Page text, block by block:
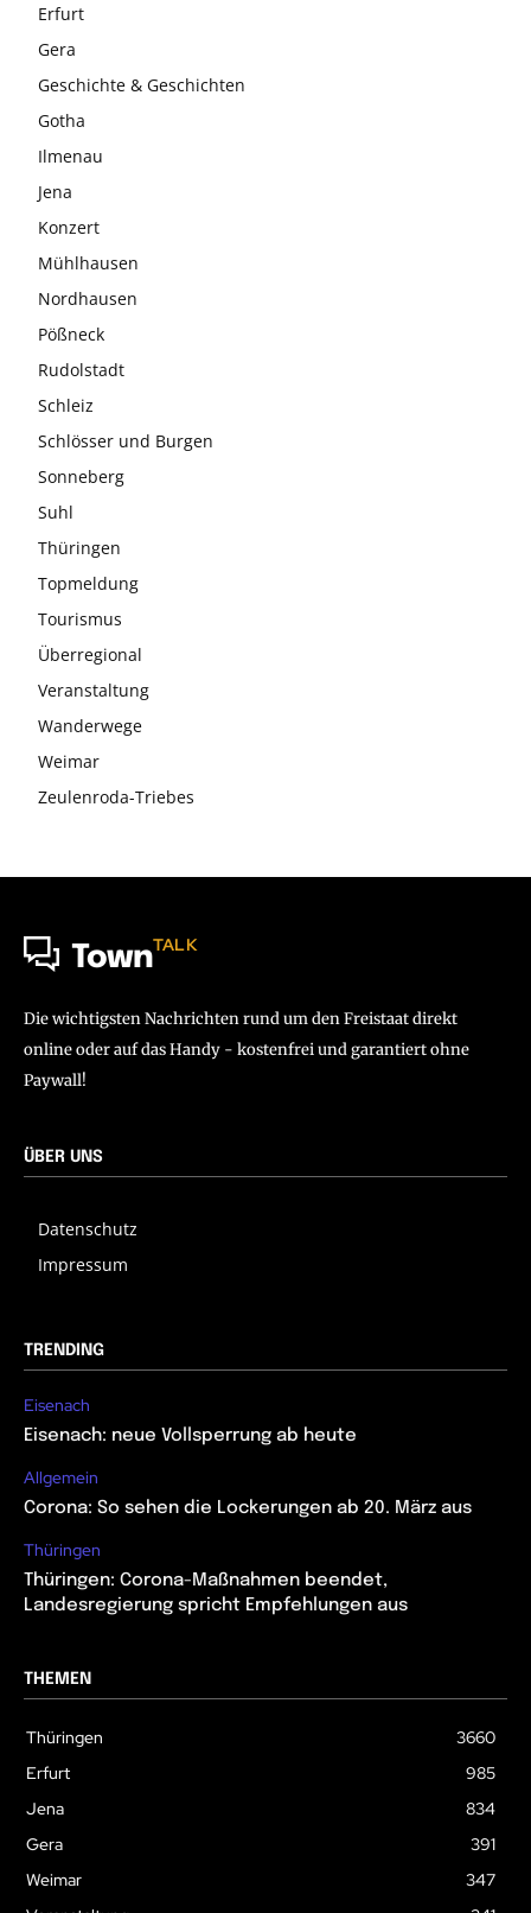
Erfurt
Gera
Geschichte & Geschichten
Gotha
Ilmenau
Jena
Konzert
Mühlhausen
Nordhausen
Pößneck
Rudolstadt
Schleiz
Schlösser und Burgen
Sonneberg
Suhl
Thüringen
Topmeldung
Tourismus
Überregional
Veranstaltung
Wanderwege
Weimar
Zeulenroda-Triebes
TownTALK
Die wichtigsten Nachrichten rund um den Freistaat direkt
online oder auf das Handy - kostenfrei und garantiert ohne
Paywall!
ÜBER UNS
Datenschutz
Impressum
TRENDING
Eisenach
Eisenach: neue Vollsperrung ab heute
Allgemein
Corona: So sehen die Lockerungen ab 20. März aus
Thüringen
Thüringen: Corona-Maßnahmen beendet,
Landesregierung spricht Empfehlungen aus
THEMEN
Thüringen
3660
Erfurt
985
Jena
834
Gera
391
Weimar
347